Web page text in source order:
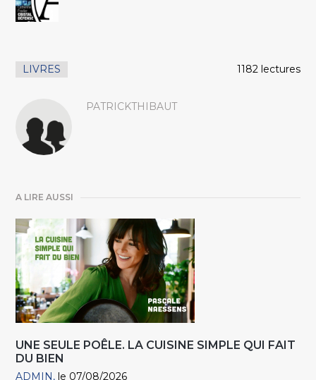
LIVRES 1182 lectures
PATRICKTHIBAUT
A LIRE AUSSI
UNE SEULE POÊLE. LA CUISINE SIMPLE QUI FAIT
DU BIEN
ADMIN le 07/08/2026